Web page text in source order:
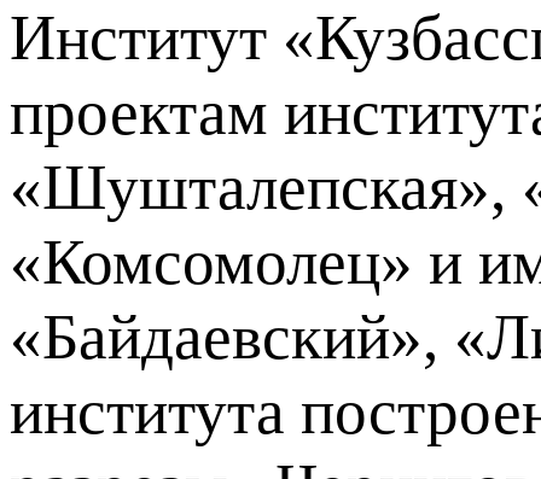
Институт
проектам
«Шушталепская»,
«Комсомолец» и
«Байдаевский»,
института